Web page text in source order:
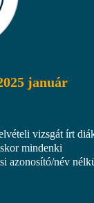
január
vizsgát írt
mindenki
azonosító/név